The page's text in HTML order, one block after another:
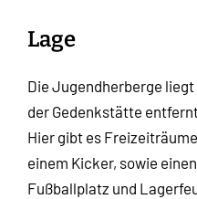
Lage
Die Jugendherberge
der Gedenkstätte
Hier gibt es
einem Kicker, sowie
Fußballplatz und